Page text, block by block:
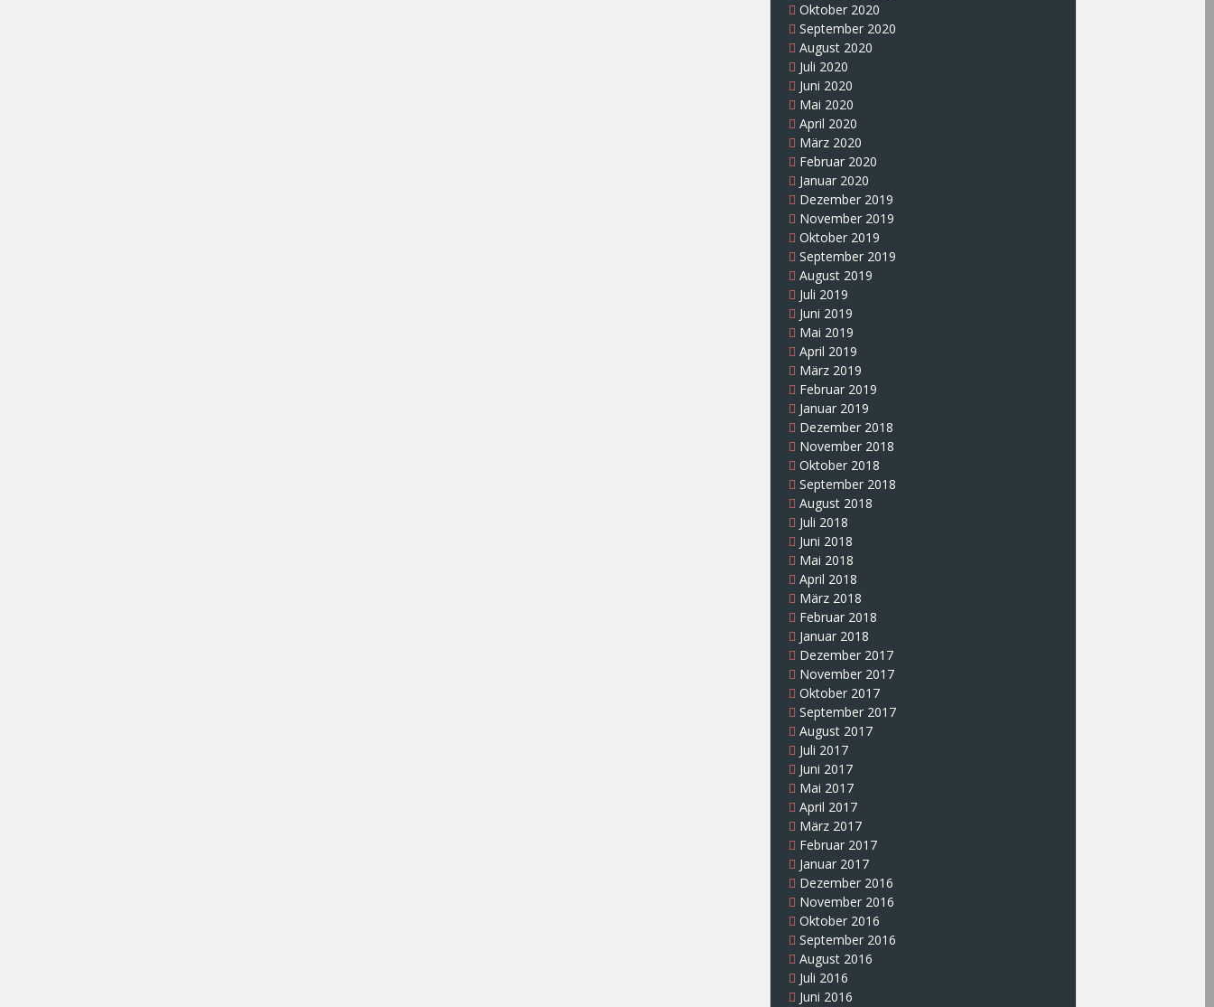
Oktober 2020
September 2020
August 2020
Juli 2020
Juni 2020
Mai 2020
April 2020
März 2020
Februar 2020
Januar 2020
Dezember 2019
November 2019
Oktober 2019
September 2019
August 2019
Juli 2019
Juni 2019
Mai 2019
April 2019
März 2019
Februar 2019
Januar 2019
Dezember 2018
November 2018
Oktober 2018
September 2018
August 2018
Juli 2018
Juni 2018
Mai 2018
April 2018
März 2018
Februar 2018
Januar 2018
Dezember 2017
November 2017
Oktober 2017
September 2017
August 2017
Juli 2017
Juni 2017
Mai 2017
April 2017
März 2017
Februar 2017
Januar 2017
Dezember 2016
November 2016
Oktober 2016
September 2016
August 2016
Juli 2016
Juni 2016